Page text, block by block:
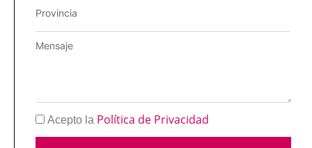
Acepto la Política de Privacidad